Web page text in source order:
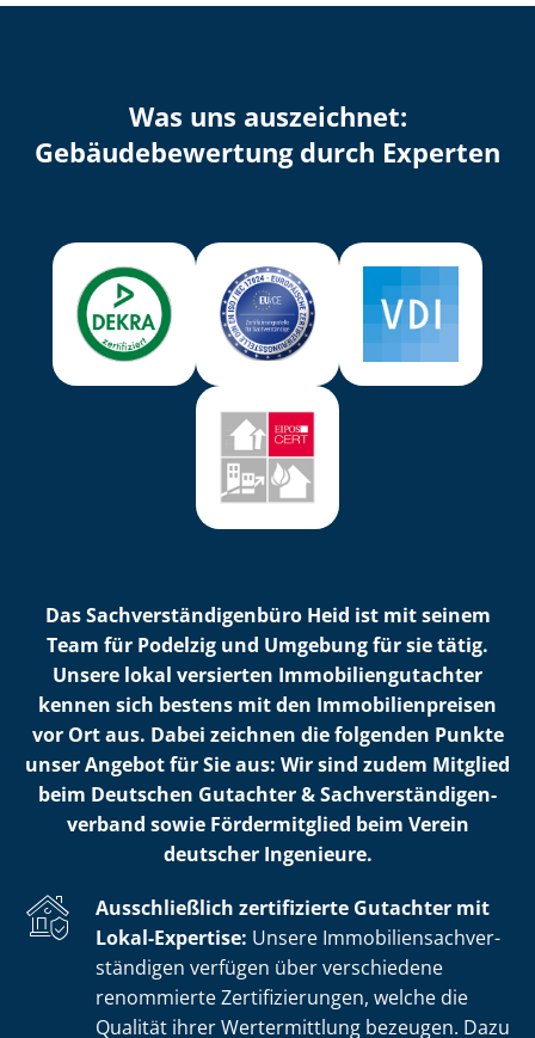
Was uns auszeichnet:
Ge­bäu­de­be­wer­tung durch Experten
Das Sach­ver­stän­di­gen­bü­ro Heid ist mit seinem
Team für Podelzig und Umgebung für sie tätig.
Unsere lokal versierten Im­mo­bi­li­en­gut­ach­ter
kennen sich bestens mit den Im­mo­bi­li­en­prei­sen
vor Ort aus. Dabei zeichnen die folgenden Punkte
unser Angebot für Sie aus: Wir sind zudem Mitglied
beim Deutschen Gutachter & Sach­ver­stän­di­gen­
ver­band sowie Fördermitglied beim Verein
deutscher Ingenieure.
Ausschließlich zertifizierte Gutachter mit
Lokal-Expertise: Unsere Im­mo­bi­li­en­sach­ver­
stän­di­gen verfügen über verschiedene
renommierte Zer­ti­fi­zie­run­gen, welche die
Qualität ihrer Wertermittlung bezeugen. Dazu